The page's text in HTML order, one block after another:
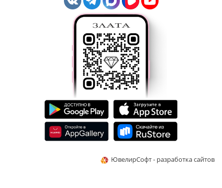
ЮвелирСофт - разработка сайтов